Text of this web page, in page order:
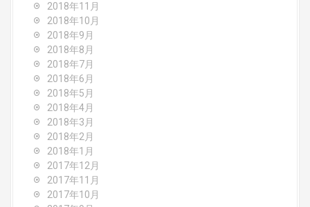
2018年11月
2018年10月
2018年9月
2018年8月
2018年7月
2018年6月
2018年5月
2018年4月
2018年3月
2018年2月
2018年1月
2017年12月
2017年11月
2017年10月